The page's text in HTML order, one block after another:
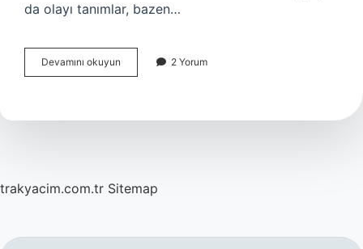
da olayı tanımlar, bazen…
Devamını okuyun
müdür
mi
2 Yorum
trakyacim.com.tr Sitemap